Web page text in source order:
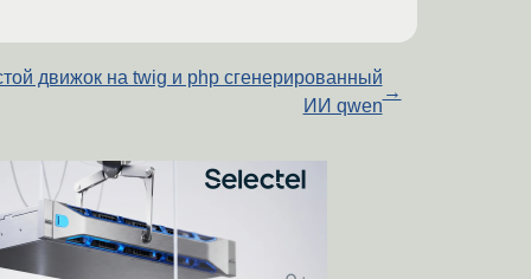
движок на twig и php сгенерированный
ИИ qwen
→